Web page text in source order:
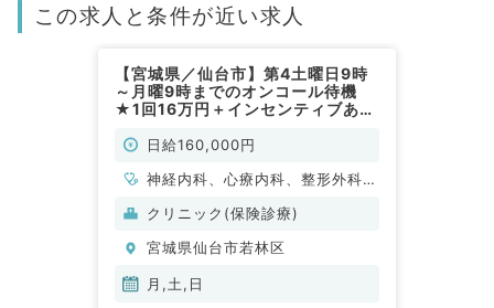
この求人と条件が近い求人
【宮城県／仙台市】第4土曜日9時
～月曜9時までのオンコール待機
★1回16万円＋インセンティブあ
科／非常勤）
日給160,000円
神経内科、心療内科、整形外科、
形成外科、美容外科、脳神経外
小児外科、泌尿器科、麻酔科、緩
和ケア科、一般内科、循環器内
クリニック(保険診療)
宮城県仙台市若林区
月,土,日